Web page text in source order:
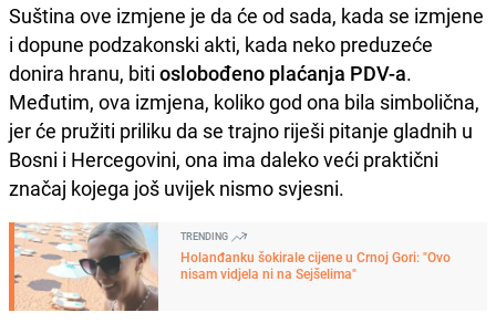
Suština ove izmjene je da će od sada, kada se izmjene
i dopune podzakonski akti, kada neko preduzeće
donira hranu, biti oslobođeno plaćanja PDV-a.
Međutim, ova izmjena, koliko god ona bila simbolična,
jer će pružiti priliku da se trajno riješi pitanje gladnih u
Bosni i Hercegovini, ona ima daleko veći praktični
značaj kojega još uvijek nismo svjesni.
TRENDING
Holanđanku šokirale cijene u Crnoj Gori: "Ovo
nisam vidjela ni na Sejšelima"